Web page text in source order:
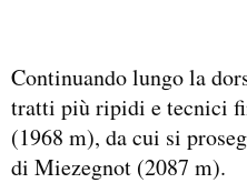
Continuando lungo la
tratti più ripidi e tecnici
(1968 m), da cui si
di Miezegnot (2087 m).